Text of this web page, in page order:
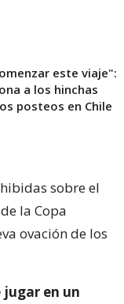
este viaje":
a los hinchas
posteos en Chile
sobre el
la Copa
ovación de los
jugar en un